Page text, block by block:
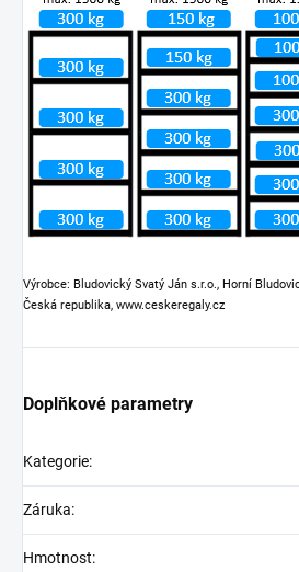
Výrobce: Bludovický Svatý Ján s.r.o., Horní
Česká republika, www.ceskeregaly.cz
Doplňkové parametry
Kategorie:
Záruka:
Hmotnost: